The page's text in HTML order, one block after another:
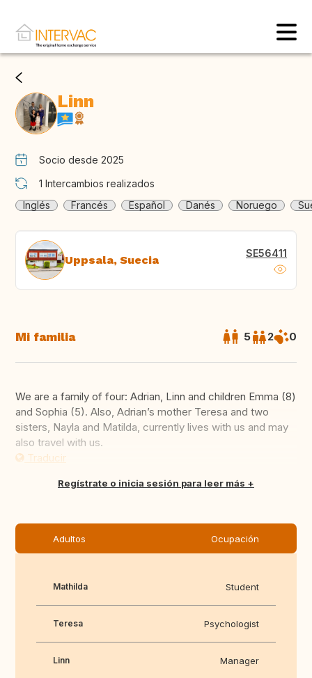
Linn
Socio desde 2025
1 Intercambios realizados
Inglés
Francés Español Danés Noruego
Uppsala, Suecia SE56411
Mi familia 5 2 0
We are a family of four: Adrian, Linn and children Emma (8)
and Sophia (5). Also, Adrian’s mother Teresa and two
sisters, Nayla and Matilda, currently lives with us and may
also travel with us.
Traducir
Regístrate o inicia sesión para leer más
Adultos Ocupación
Mathilda Student
Teresa Psychologist
Linn Manager